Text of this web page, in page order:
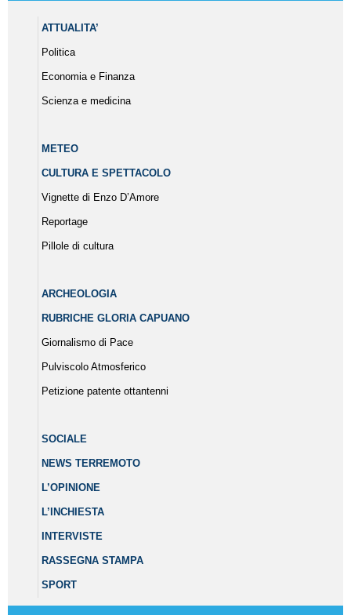
ATTUALITA’
Politica
Economia e Finanza
Scienza e medicina
METEO
CULTURA E SPETTACOLO
Vignette di Enzo D’Amore
Reportage
Pillole di cultura
ARCHEOLOGIA
RUBRICHE GLORIA CAPUANO
Giornalismo di Pace
Pulviscolo Atmosferico
Petizione patente ottantenni
SOCIALE
NEWS TERREMOTO
L’OPINIONE
L’INCHIESTA
INTERVISTE
RASSEGNA STAMPA
SPORT